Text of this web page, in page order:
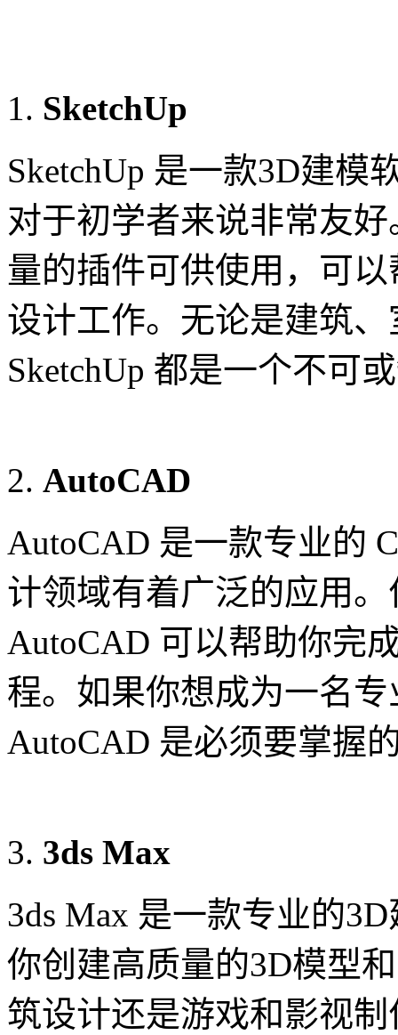
SketchUp
SketchUp 是一款3D建模
对于初学者来说非常友
量的插件可供使用，可
设计工作。无论是建筑
SketchUp 都是一个不可
AutoCAD
AutoCAD 是一款专业的
计领域有着广泛的应用
AutoCAD 可以帮助你完
程。如果你想成为一名
AutoCAD 是必须要掌握
3ds Max
3ds Max 是一款专业的
你创建高质量的3D模型
筑设计还是游戏和影视